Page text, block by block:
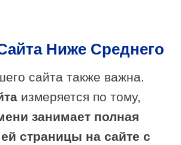
Ниже Среднего
сайта также важна.
измеряется по тому,
занимает полная
страницы на сайте с